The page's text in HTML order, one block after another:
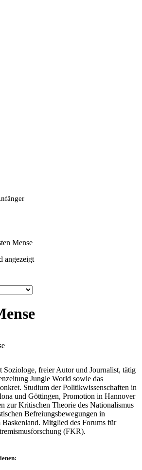
Mense
angezeigt
Soziologe, freier Autor und Journalist, tätig
Jungle World sowie das
Studium der Politikwissenschaften in
und Göttingen, Promotion in Hannover
zur Kritischen Theorie des Nationalismus
Befreiungsbewegungen in
Mitglied des Forums für
(FKR).